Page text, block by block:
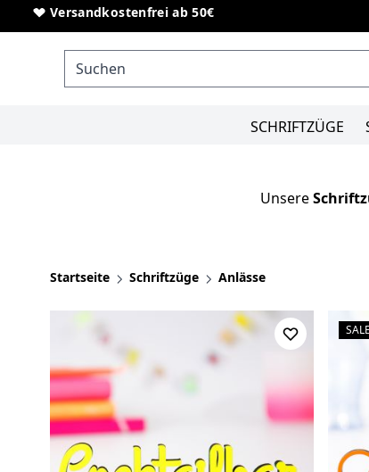
Direkt zum Inhalt
Sonderanfertigungen von Schriftzügen
SCHRIFTZÜGE
Unsere
Startseite Schriftzüge Anlässe
(